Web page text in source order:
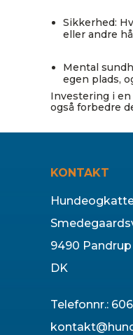
Sikkerhed:
eller andre
Mental
egen plads,
Investering i
også forbedre
KONTAKT
9490 Pandrup
DK
Telefonnr.: